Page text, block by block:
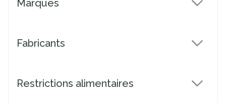
Marques
Fabricants
Restrictions alimentaires